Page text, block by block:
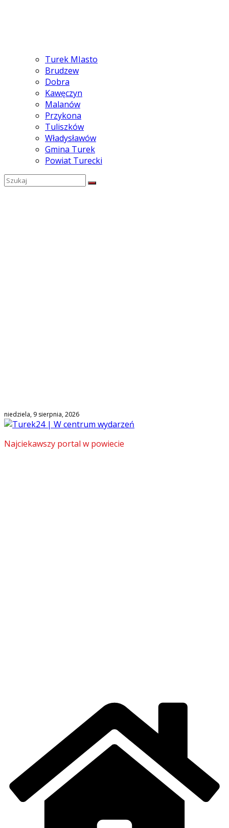
Turek MIasto
Brudzew
Dobra
Kawęczyn
Malanów
Przykona
Tuliszków
Władysławów
Gmina Turek
Powiat Turecki
niedziela, 9 sierpnia, 2026
Najciekawszy portal w powiecie